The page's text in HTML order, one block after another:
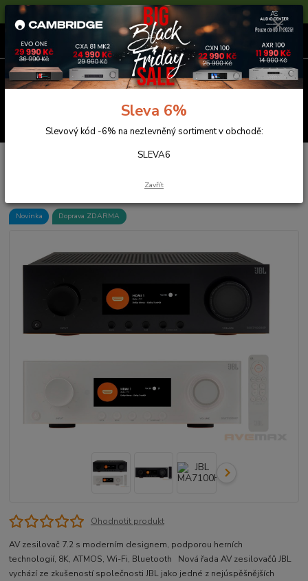
Sleva 6% na nezlevněné zboží s kódem SLEVA6
Menu
0ks
0,00 Kč
Novinka Doprava ZDARMA
Ohodnotit produkt
AV zesilovač 7.2 s moderním designem, podporou herních
technologií, 8K, ATMOS, Wi-Fi, Bluetooth Nová řada AV zesilovačů JBL
vychází ze zkušeností společnosti JBL jako jedné z nejúspěšnějších
Sleva 6%
Slevový kód -6% na nezlevněný sortiment v obchodě:
SLEVA6
Zavřít